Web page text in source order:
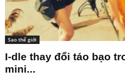
Sao thế giới
I-dle thay đổi táo bạo
mini...